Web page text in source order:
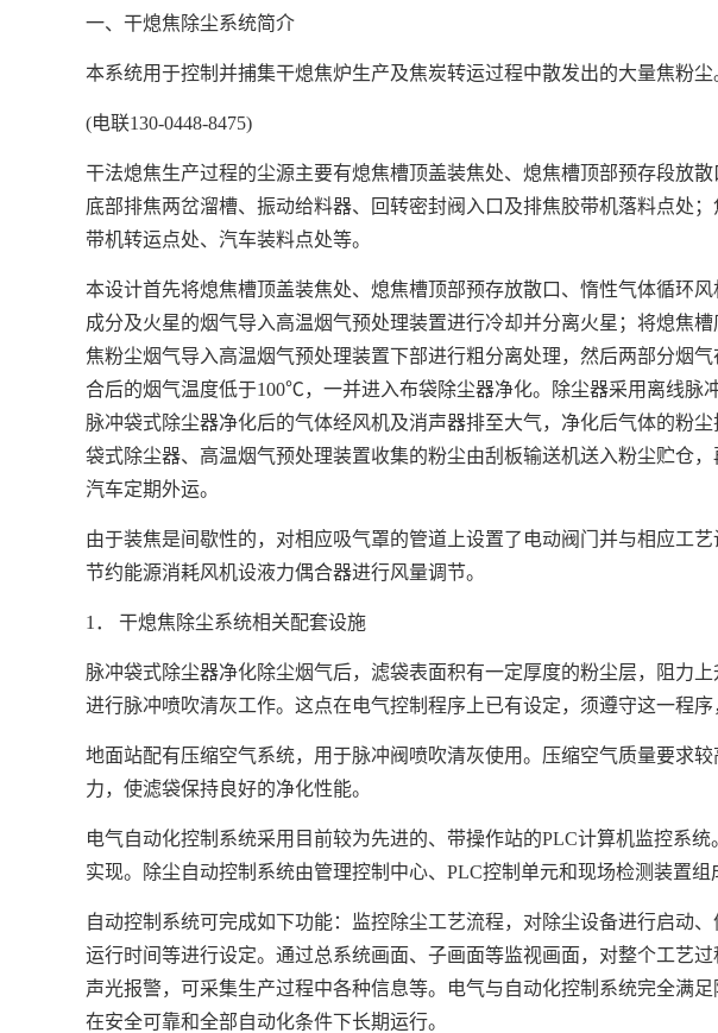
一、干熄焦除尘系统简介
本系统用于控制并捕集干熄焦炉生产及焦炭转运过程中散发出的大量焦粉尘
(电联130-0448-8475)
干法熄焦生产过程的尘源主要有熄焦槽顶盖装焦处、熄焦槽顶部预存段放
底部排焦两岔溜槽、振动给料器、回转密封阀入口及排焦胶带机落料点处
带机转运点处、汽车装料点处等。
本设计首先将熄焦槽顶盖装焦处、熄焦槽顶部预存放散口、惰性气体循环
成分及火星的烟气导入高温烟气预处理装置进行冷却并分离火星；将熄焦
焦粉尘烟气导入高温烟气预处理装置下部进行粗分离处理，然后两部分烟
合后的烟气温度低于100℃，一并进入布袋除尘器净化。除尘器采用离线脉
脉冲袋式除尘器净化后的气体经风机及消声器排至大气，净化后气体的粉
袋式除尘器、高温烟气预处理装置收集的粉尘由刮板输送机送入粉尘贮仓
汽车定期外运。
由于装焦是间歇性的，对相应吸气罩的管道上设置了电动阀门并与相应工
节约能源消耗风机设液力偶合器进行风量调节。
1． 干熄焦除尘系统相关配套设施
脉冲袋式除尘器净化除尘烟气后，滤袋表面积有一定厚度的粉尘层，阻力
进行脉冲喷吹清灰工作。这点在电气控制程序上已有设定，须遵守这一程序
地面站配有压缩空气系统，用于脉冲阀喷吹清灰使用。压缩空气质量要求
力，使滤袋保持良好的净化性能。
电气自动化控制系统采用目前较为先进的、带操作站的PLC计算机监控系
实现。除尘自动控制系统由管理控制中心、PLC控制单元和现场检测装置组
自动控制系统可完成如下功能：监控除尘工艺流程，对除尘设备进行启动
运行时间等进行设定。通过总系统画面、子画面等监视画面，对整个工艺
声光报警，可采集生产过程中各种信息等。电气与自动化控制系统完全满
在安全可靠和全部自动化条件下长期运行。